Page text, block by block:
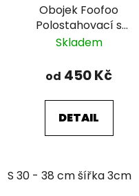
Obojek Foofoo
Polostahovací s
řetízkem - Brown II.
Skladem
od 450 Kč
DETAIL
S 30 - 38 cm šířka 3cm